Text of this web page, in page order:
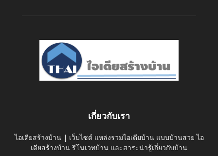
เกี่ยวกับเรา
ไอเดียสร้างบ้าน | เว็บไซต์ แหล่งรวมไอเดียบ้าน แบบบ้านสวย ไอ
เดียสร้างบ้าน รีโนเวทบ้าน และสาระน่ารู้เกี่ยวกับบ้าน